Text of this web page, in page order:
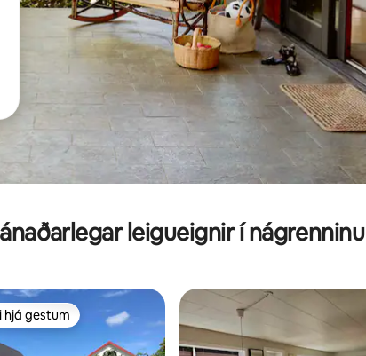
leigueignir í nágrenninu
hjá gestum
hjá gestum